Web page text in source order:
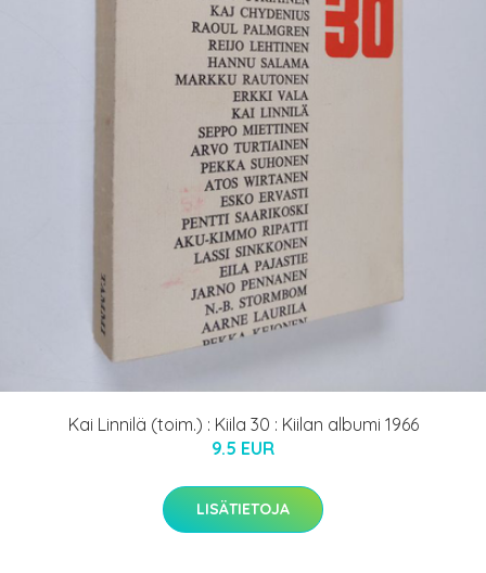
Kai Linnilä (toim.) : Kiila 30 : Kiilan albumi 1966
9.5 EUR
LISÄTIETOJA